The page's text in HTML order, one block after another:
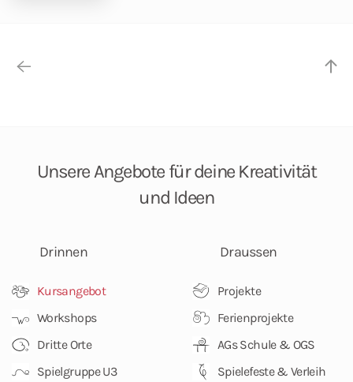
Unsere Angebote für deine Kreativität
und Ideen
Drinnen
Kursangebot
Workshops
Dritte Orte
Spielgruppe U3
Draussen
Projekte
Ferienprojekte
AGs Schule & OGS
Spielefeste & Verleih